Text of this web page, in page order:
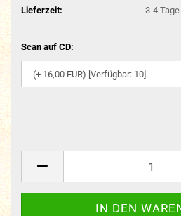
Lieferzeit:
3-4 Tage
Scan auf CD: